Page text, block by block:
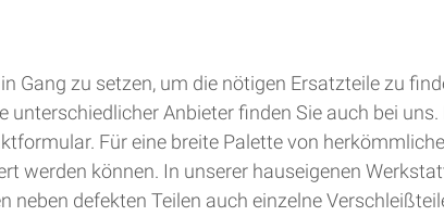
Gang zu setzen, um die nötigen Ersatzteile zu
Anbieter finden Sie auch bei
Für eine breite Palette von
werden können. In unserer hauseigenen
defekten Teilen auch einzelne